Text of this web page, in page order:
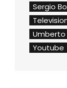
Sergio
Umberto
Youtube